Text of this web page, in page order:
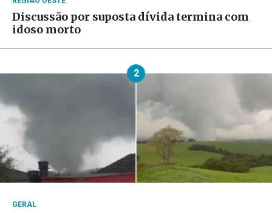
Discussão por suposta dívida termina com
idoso morto
2
GERAL